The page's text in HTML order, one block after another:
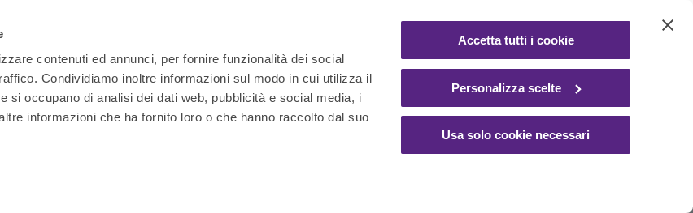
contenuti ed annunci, per fornire funzionalità dei social
Condividiamo inoltre informazioni sul modo in cui utilizza il
si occupano di analisi dei dati web, pubblicità e social media, i
informazioni che ha fornito loro o che hanno raccolto dal suo
Accetta tutti i cookie
Personalizza scelte
Usa solo cookie necessari